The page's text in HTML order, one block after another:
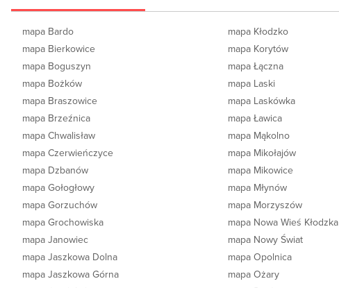
mapa Bardo
mapa Bierkowice
mapa Boguszyn
mapa Bożków
mapa Braszowice
mapa Brzeźnica
mapa Chwalisław
mapa Czerwieńczyce
mapa Dzbanów
mapa Gołogłowy
mapa Gorzuchów
mapa Grochowiska
mapa Janowiec
mapa Jaszkowa Dolna
mapa Jaszkowa Górna
mapa Kłodzko
mapa Korytów
mapa Łączna
mapa Laski
mapa Laskówka
mapa Ławica
mapa Mąkolno
mapa Mikołajów
mapa Mikowice
mapa Młynów
mapa Morzyszów
mapa Nowa Wieś Kłodzka
mapa Nowy Świat
mapa Opolnica
mapa Ożary